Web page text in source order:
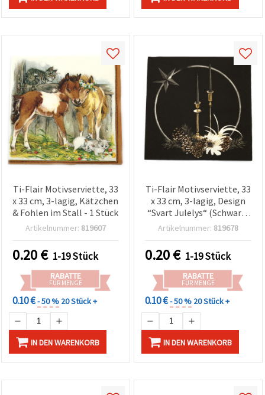
Ti-Flair Motivserviette, 33
x 33 cm, 3-lagig, Kätzchen
& Fohlen im Stall - 1 Stück
Artikelnummer: 819607
0.20€ 1-19 Stück
RABATTE
FÜR MENGE
0.10 €- 50 % 20 Stück +
IN DEN WARENKORB
Ti-Flair Motivserviette, 33
x 33 cm, 3-lagig, Design
“Svart Julelys“ (Schwarz)
– 1 Stück
Artikelnummer: 819678
0.20€ 1-19 Stück
RABATTE
FÜR MENGE
0.10 €- 50 % 20 Stück +
IN DEN WARENKORB